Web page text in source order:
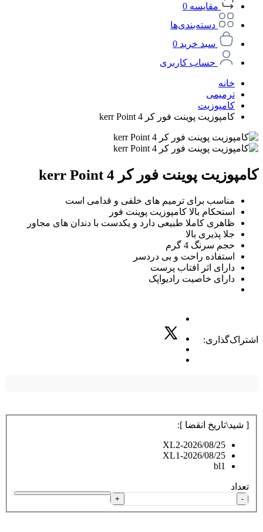
مقایسه 0
دسته‌بندی‌ها
سبد خرید 0
حساب کاربری
خانه
ترمیمی
کامپوزیت
کامپوزیت پوینت فور کر kerr Point 4
کامپوزیت پوینت فور کر kerr Point 4
مناسب برای ترمیم های خلفی و قدامی است
استحکام بالا کامپوزیت پوینت فور
ظاهری کاملا طبیعی دارد و یکدست با دندان های مجاور
جلا پذیری بالا
حجم سرنگ 4 گرم
استفاده راحت و بی دردسر
دارای اثر افتاب پرست
دارای خاصیت رادیواپک
اشتراک‌گذاری:
[ شید\تاریخ انقضا ]:
XL2-2026/08/25
XL1-2026/08/25
bl1
تعداد
-
+